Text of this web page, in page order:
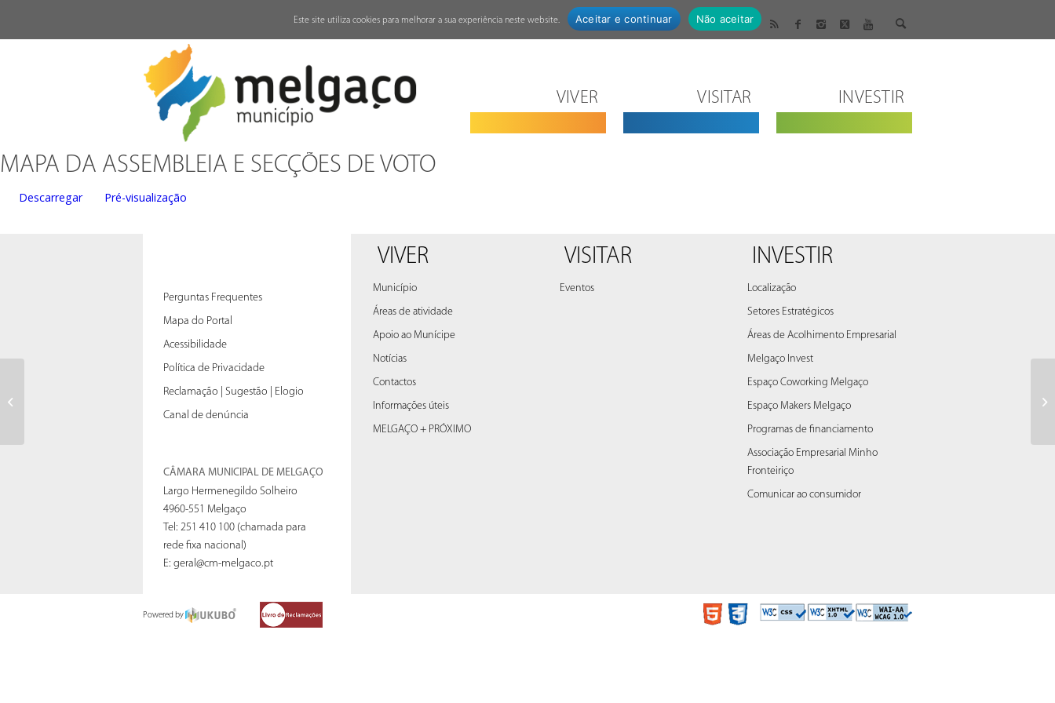
VIVER VISITAR INVESTIR
MAPA DA ASSEMBLEIA E SECÇÕES DE VOTO
Descarregar Pré-visualização
Perguntas Frequentes
Mapa do Portal
Acessibilidade
Política de Privacidade
Reclamação | Sugestão | Elogio
Canal de denúncia
CÂMARA MUNICIPAL DE MELGAÇO
Largo Hermenegildo Solheiro
4960-551 Melgaço
Tel: 251 410 100 (chamada para
rede fixa nacional)
E:geral@cm-melgaco.pt
VIVER
Município
Áreas de atividade
Apoio ao Munícipe
Notícias
Contactos
Informações úteis
MELGAÇO + PRÓXIMO
VISITAR
Eventos
INVESTIR
Localização
Setores Estratégicos
Áreas de Acolhimento Empresarial
Melgaço Invest
Espaço Coworking Melgaço
Espaço Makers Melgaço
Programas de financiamento
Associação Empresarial Minho
Fronteiriço
Comunicar ao consumidor
Powered by
Voto antecipado para presos e
Este site utiliza cookies para melhorar a sua experiência neste website. Aceitar e continuar Não aceitar